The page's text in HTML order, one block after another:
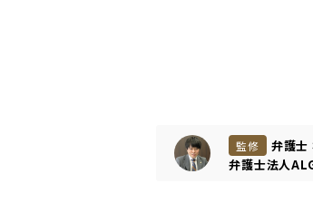
監修
弁護士
弁護士法人